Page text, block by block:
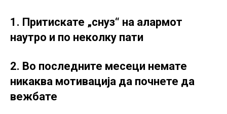
1. Притискате „снуз“ на алармот
наутро и по неколку пати
2. Во последните месеци немате
никаква мотивација да почнете да
вежбате